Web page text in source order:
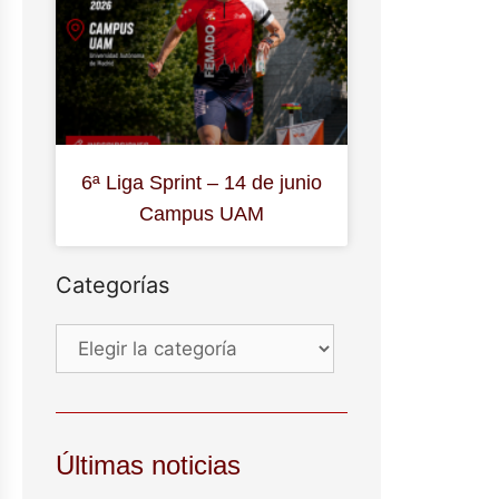
6ª Liga Sprint – 14 de junio
Campus UAM
Categorías
Últimas noticias